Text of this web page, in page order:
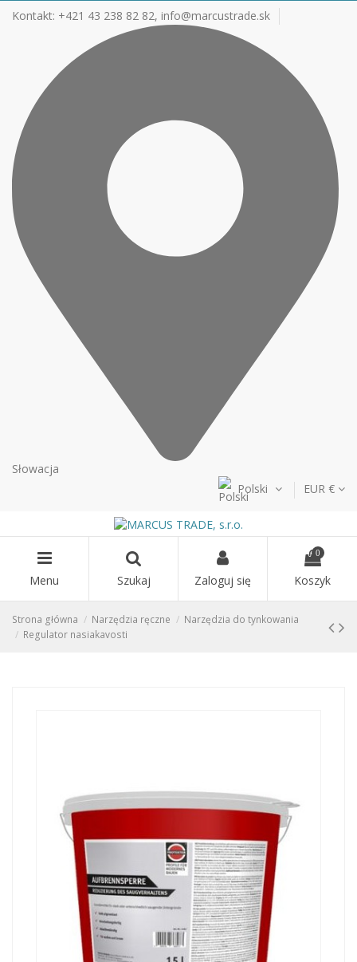
Kontakt: +421 43 238 82 82, info@marcustrade.sk
Słowacja
Polski
EUR €
Menu Szukaj Zaloguj się
0
Koszyk
Strona główna Narzędzia ręczne
Narzędzia do tynkowania
Regulator nasiakavosti